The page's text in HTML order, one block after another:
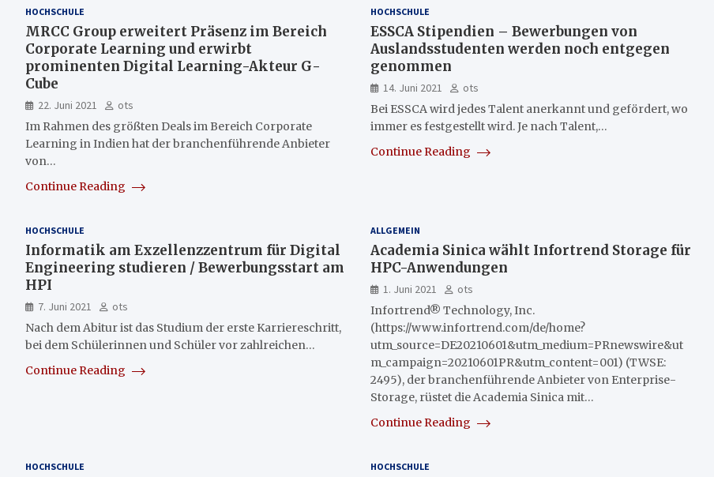
HOCHSCHULE
MRCC Group erweitert Präsenz im Bereich
Corporate Learning und erwirbt
prominenten Digital Learning-Akteur G-
Cube
22. Juni 2021
ots
Im Rahmen des größten Deals im Bereich Corporate
Learning in Indien hat der branchenführende Anbieter
von…
Continue Reading
HOCHSCHULE
ESSCA Stipendien – Bewerbungen von
Auslandsstudenten werden noch entgegen
genommen
14. Juni 2021
ots
Bei ESSCA wird jedes Talent anerkannt und gefördert, wo
immer es festgestellt wird. Je nach Talent,…
Continue Reading
HOCHSCHULE
Informatik am Exzellenzzentrum für Digital
Engineering studieren / Bewerbungsstart am
HPI
7. Juni 2021
ots
Nach dem Abitur ist das Studium der erste Karriereschritt,
bei dem Schülerinnen und Schüler vor zahlreichen…
Continue Reading
ALLGEMEIN
Academia Sinica wählt Infortrend Storage für
HPC-Anwendungen
1. Juni 2021
ots
Infortrend® Technology, Inc.
(https://www.infortrend.com/de/home?
utm_source=DE20210601&utm_medium=PRnewswire&ut
m_campaign=20210601PR&utm_content=001) (TWSE:
2495), der branchenführende Anbieter von Enterprise-
Storage, rüstet die Academia Sinica mit…
Continue Reading
HOCHSCHULE HOCHSCHULE